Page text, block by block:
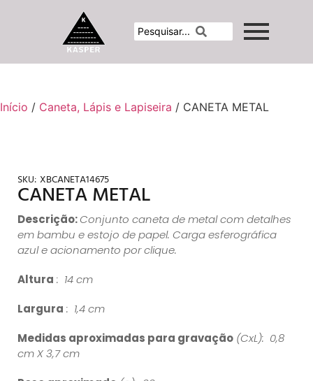
Início / Caneta, Lápis e Lapiseira / CANETA METAL
SKU: XBCANETA14675
CANETA METAL
Descrição:Conjunto caneta de metal com detalhes
em bambu e estojo de papel. Carga esferográfica
azul e acionamento por clique.
Altura : 14 cm
Largura : 1,4 cm
Medidas aproximadas para gravação (CxL): 0,8
cm X 3,7 cm